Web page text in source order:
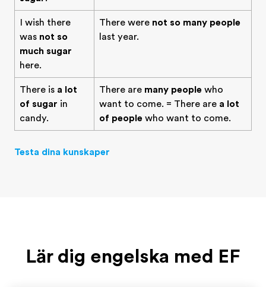
I wish there
was not so
much sugar
here.
There were not so many people
last year.
There is a lot
of sugar in
candy.
There are many people who
want to come. = There are a lot
of people who want to come.
Testa dina kunskaper
Lär dig engelska med EF